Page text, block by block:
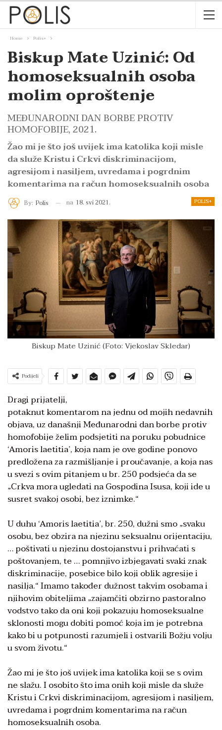
Home Polis+
Biskup Mate Uzinić: Od
homoseksualnih osoba
molim oproštenje
MEĐUNARODNI DAN BORBE PROTIV
HOMOFOBIJE, 2021.
Žao mi je što još uvijek ima katolika koji misle
da služe Kristu i Crkvi diskriminacijom,
agresijom i nasiljem, uvredama i pogrdnim
komentarima na račun homoseksualnih osoba
POLIS+
By: Polis na 18. svi 2021.
Biskup Mate Uzinić (Foto: Vjekoslav Skledar)
Podijeli
Dragi prijatelji,
potaknut komentarom na jednu od mojih nedavnih
objava, uz današnji Međunarodni dan borbe protiv
homofobije želim podsjetiti na poruku pobudnice
‘Amoris laetitia’, koja nam je ove godine ponovo
predložena za razmišljanje i proučavanje, a koja nas
u svezi s ovim pitanjem u br. 250 podsjeća da se
„Crkva mora ugledati na Gospodina Isusa, koji ide u
susret svakoj osobi, bez iznimke.“
U duhu ‘Amoris laetitia’, br. 250, dužni smo „svaku
osobu, bez obzira na njezinu seksualnu orijentaciju,
… poštivati u njezinu dostojanstvu i prihvaćati s
poštovanjem, te … pomnjivo izbjegavati svaki znak
diskriminacije, posebice bilo koji oblik agresije i
nasilja.“ Imamo također dužnost takvim osobama i
njihovim obiteljima „zajamčiti obzirno pastoralno
vodstvo tako da oni koji pokazuju homoseksualne
sklonosti mogu dobiti pomoć koja im je potrebna
kako bi u potpunosti razumjeli i ostvarili Božju volju
u svom životu.“
Žao mi je što još uvijek ima katolika koji se s ovim
ne slažu. I osobito što ima onih koji misle da služe
Kristu i Crkvi diskriminacijom, agresijom i nasiljem,
uvredama i pogrdnim komentarima na račun
homoseksualnih osoba.